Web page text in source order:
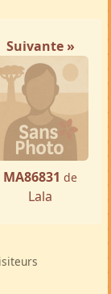
Suivante »
MA86831 de
Lala